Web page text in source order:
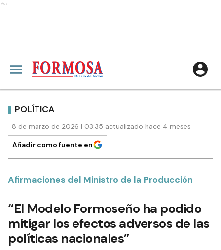
Ads
POLÍTICA
8 de marzo de 2026 | 03:35 actualizado hace 4 meses
Añadir como fuente en
Afirmaciones del Ministro de la Producción
“El Modelo Formoseño ha podido
mitigar los efectos adversos de las
políticas nacionales”